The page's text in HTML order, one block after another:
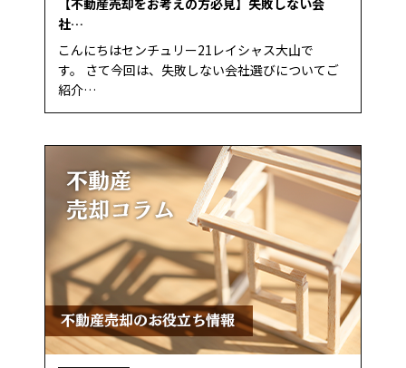
【不動産売却をお考えの方必見】失敗しない会
社…
こんにちはセンチュリー21レイシャス大山で
す。 さて今回は、失敗しない会社選びについてご
紹介…